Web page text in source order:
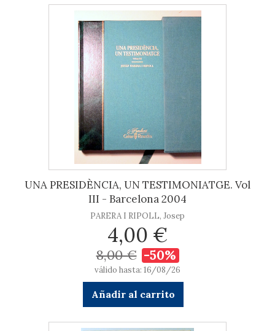
UNA PRESIDÈNCIA, UN TESTIMONIATGE. Vol
III - Barcelona 2004
PARERA I RIPOLL, Josep
4,00 €
8,00 € -50%
válido hasta: 16/08/26
Añadir al carrito